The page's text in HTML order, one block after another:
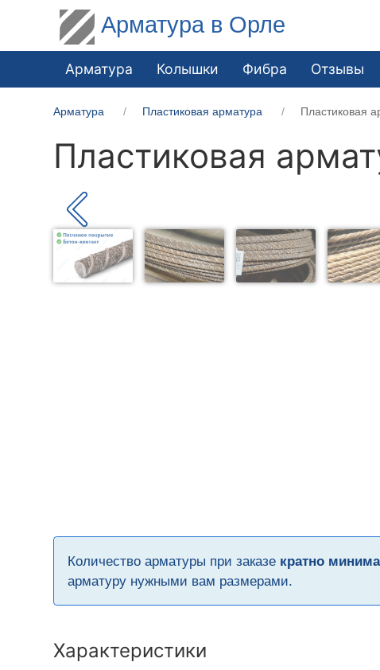
Арматура в Орле
Арматура Колышки Фибра Отзывы
Арматура Пластиковая арматура Пластиковая
Пластиковая
Количество арматуры при заказе кратно
арматуру нужными вам размерами.
Характеристики